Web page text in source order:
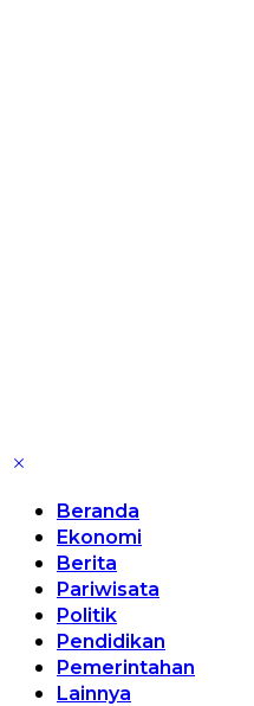
Beranda
Ekonomi
Berita
Pariwisata
Politik
Pendidikan
Pemerintahan
Lainnya